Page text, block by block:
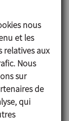
nous
et les
aux
Nous
sur
de
qui